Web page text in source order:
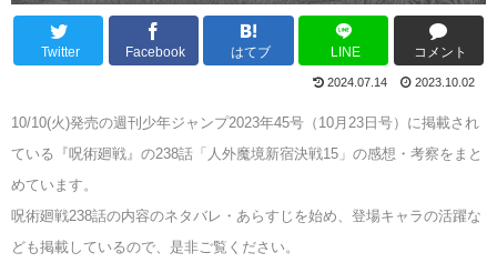
Twitter Facebook はてブ LINE コメント
2024.07.14 2023.10.02
10/10(火)発売の週刊少年ジャンプ2023年45号（10月23日号）に掲載され
ている『呪術廻戦』の238話「人外魔境新宿決戦15」の感想・考察をまと
めています。
呪術廻戦238話の内容のネタバレ・あらすじを始め、登場キャラの活躍な
ども掲載しているので、是非ご覧ください。